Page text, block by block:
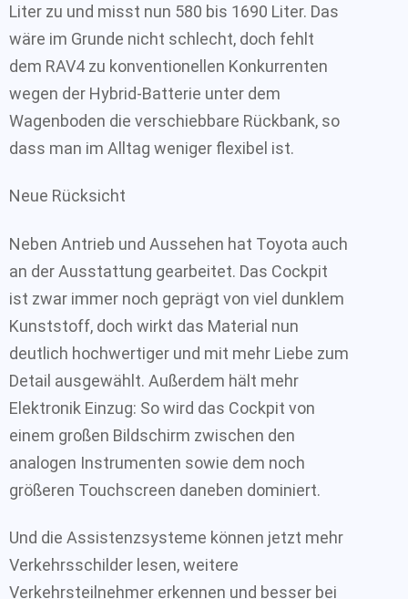
Liter zu und misst nun 580 bis 1690 Liter. Das
wäre im Grunde nicht schlecht, doch fehlt
dem RAV4 zu konventionellen Konkurrenten
wegen der Hybrid-Batterie unter dem
Wagenboden die verschiebbare Rückbank, so
dass man im Alltag weniger flexibel ist.
Neue Rücksicht
Neben Antrieb und Aussehen hat Toyota auch
an der Ausstattung gearbeitet. Das Cockpit
ist zwar immer noch geprägt von viel dunklem
Kunststoff, doch wirkt das Material nun
deutlich hochwertiger und mit mehr Liebe zum
Detail ausgewählt. Außerdem hält mehr
Elektronik Einzug: So wird das Cockpit von
einem großen Bildschirm zwischen den
analogen Instrumenten sowie dem noch
größeren Touchscreen daneben dominiert.
Und die Assistenzsysteme können jetzt mehr
Verkehrsschilder lesen, weitere
Verkehrsteilnehmer erkennen und besser bei